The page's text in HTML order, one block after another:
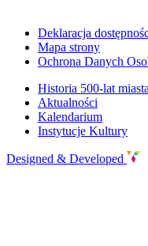
Deklaracja
Mapa strony
Ochrona Danych
Historia 500-lat miasta
Aktualności
Kalendarium
Instytucje Kultury
Designed & Developed